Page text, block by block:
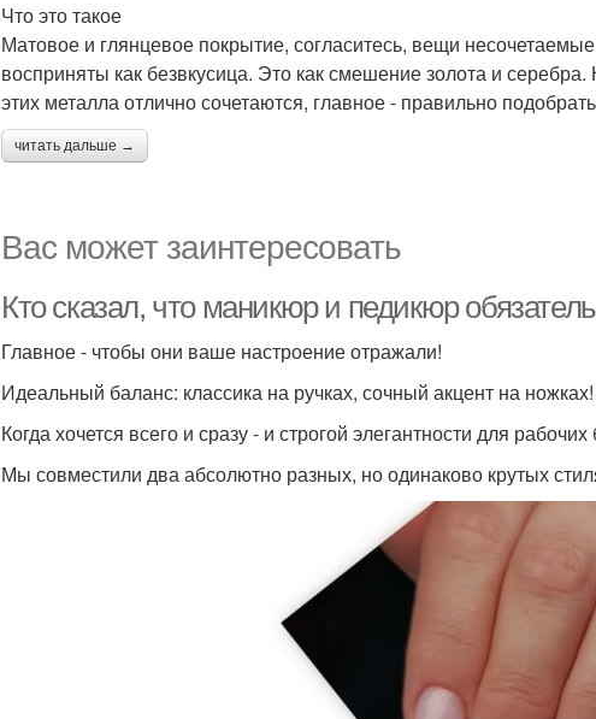
Что это такое
Матовое и глянцевое покрытие, согласитесь, вещи
восприняты как безвкусица. Это как смешение золота и
этих металла отлично сочетаются, главное - правильно
читать дальше →
Вас может заинтересовать
Кто сказал, что маникюр и педикюр
Главное - чтобы они ваше настроение отражали!
Идеальный баланс: классика на ручках, сочный акцент на ножках!
Когда хочется всего и сразу - и строгой элегантности для
Мы совместили два абсолютно разных, но одинаково крутых